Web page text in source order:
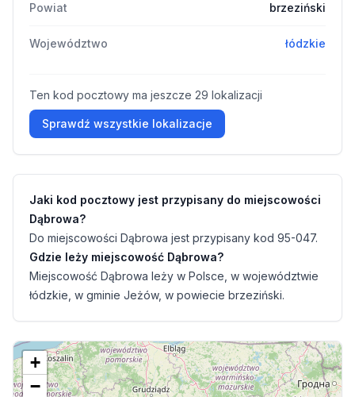
Powiat brzeziński
Województwo łódzkie
Ten kod pocztowy ma jeszcze 29 lokalizacji
Sprawdź wszystkie lokalizacje
Jaki kod pocztowy jest przypisany do miejscowości
Dąbrowa?
Do miejscowości Dąbrowa jest przypisany kod 95-047.
Gdzie leży miejscowość Dąbrowa?
Miejscowość Dąbrowa leży w Polsce, w województwie
łódzkie, w gminie Jeżów, w powiecie brzeziński.
+
−